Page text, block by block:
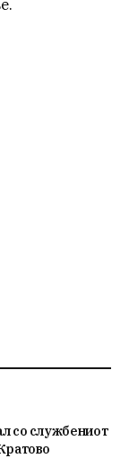
со службениот